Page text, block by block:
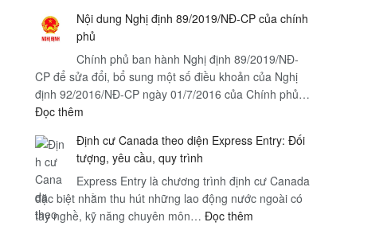
xử
và
tầm
quan
Miền
giá
rẻ
4n3d
Nội
–
Thị
trấn
Sapa
Nội dung Nghị định 89/2019/NĐ-CP của chính
phủ
Chính phủ ban hành Nghị định 89/2019/NĐ-
CP để sửa đổi, bổ sung một số điều khoản của Nghị
định 92/2016/NĐ-CP ngày 01/7/2016 của Chính phủ…
Đọc thêm
dung
Nghị
định
89/2019/NĐ-
CP
Định cư Canada theo diện Express Entry: Đối
tượng, yêu cầu, quy trình
Express Entry là chương trình định cư Canada
đặc biệt nhằm thu hút những lao động nước ngoài có
tay nghề, kỹ năng chuyên môn… Đọc thêm